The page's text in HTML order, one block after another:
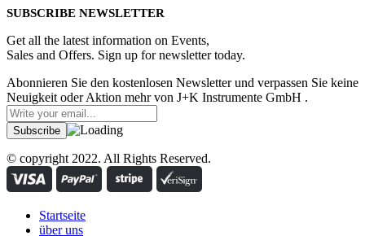
SUBSCRIBE NEWSLETTER
Get all the latest information on Events,
Sales and Offers. Sign up for newsletter today.
Abonnieren Sie den kostenlosen Newsletter und verpassen Sie keine
Neuigkeit oder Aktion mehr von J+K Instrumente GmbH .
© copyright 2022. All Rights Reserved.
Startseite
über uns